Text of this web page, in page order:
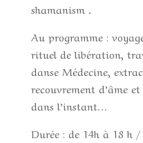
shamanism .
Au programme :
rituel de libération,
danse Médecine,
recouvrement d’âme
dans l’instant…
Durée : de 14h à 18 h